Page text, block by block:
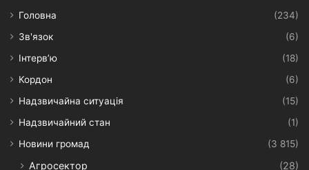
Головна
(234)
Зв'язок
(6)
Інтерв’ю
(18)
Кордон
(6)
Надзвичайна ситуація
(15)
Надзвичайний стан
(1)
Новини громад
(3 815)
Агросектор (28)